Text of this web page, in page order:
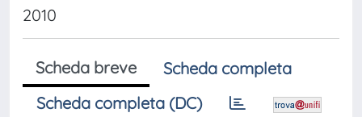
2010
Scheda breve
Scheda completa
Scheda completa (DC)